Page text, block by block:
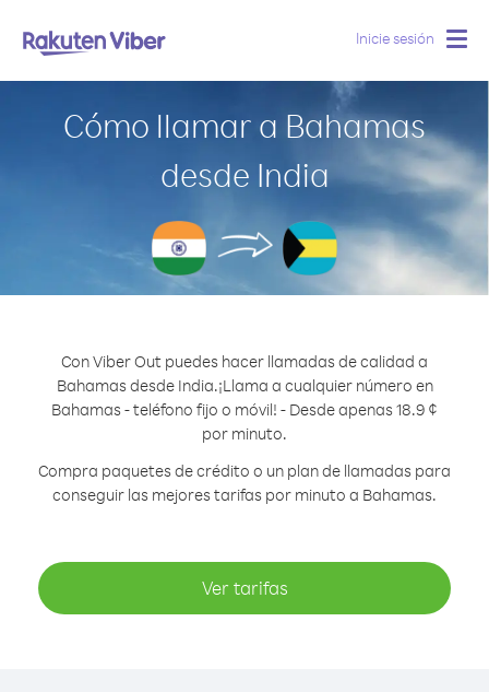
Inicie sesión
Cómo llamar a Bahamas
desde India
Con Viber Out puedes hacer llamadas de calidad a
Bahamas desde India.¡Llama a cualquier número en
Bahamas - teléfono fijo o móvil! - Desde apenas 18.9 ¢
por minuto.
Compra paquetes de crédito o un plan de llamadas para
conseguir las mejores tarifas por minuto a Bahamas.
Ver tarifas